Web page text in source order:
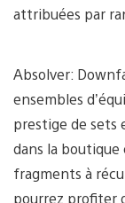
attribuées par
Absolver:
ensembles
prestige de sets
dans la boutique
fragments à
pourrez profiter